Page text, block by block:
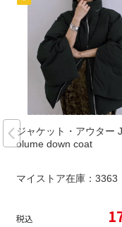
ジャケット・アウター
olume down coat
マイストア在庫： 3363
税込